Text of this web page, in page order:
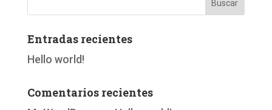
Entradas recientes
Hello world!
Comentarios recientes